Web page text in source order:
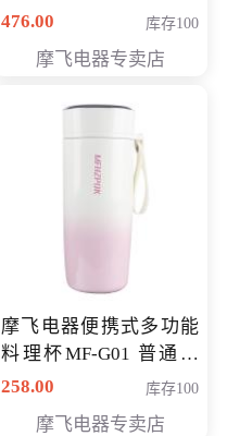
价298元
476.00 库存100
摩飞电器专卖店
摩飞电器便携式多功能
料理杯MF-G01 普通会
员专享价格118元
258.00 库存100
摩飞电器专卖店